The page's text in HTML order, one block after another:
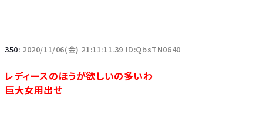
350: 2020/11/06(金) 21:11:11.39 ID:QbsTN0640
レディースのほうが欲しいの多いわ
巨大女用出せ